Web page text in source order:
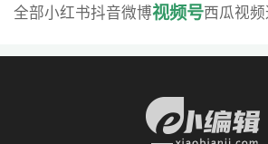
全部小红书抖音微博视频号西瓜视频